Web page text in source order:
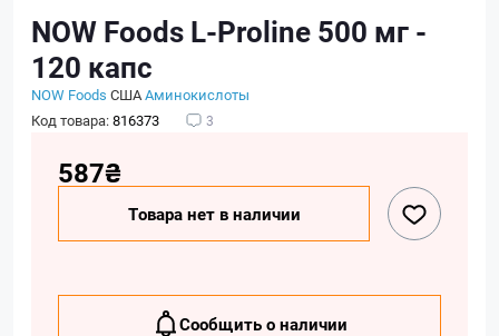
NOW Foods L-Proline 500 мг -
120 капс
NOW Foods СШААминокислоты
Код товара:816373 3
587₴
Товара нет в наличии
Сообщить о наличии